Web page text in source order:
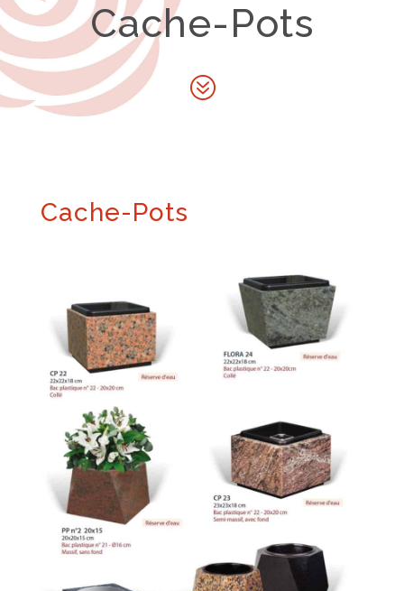
Cache-Pots
?
Cache-Pots